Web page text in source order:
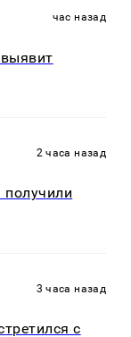
час назад
2 часа назад
получили
3 часа назад
с